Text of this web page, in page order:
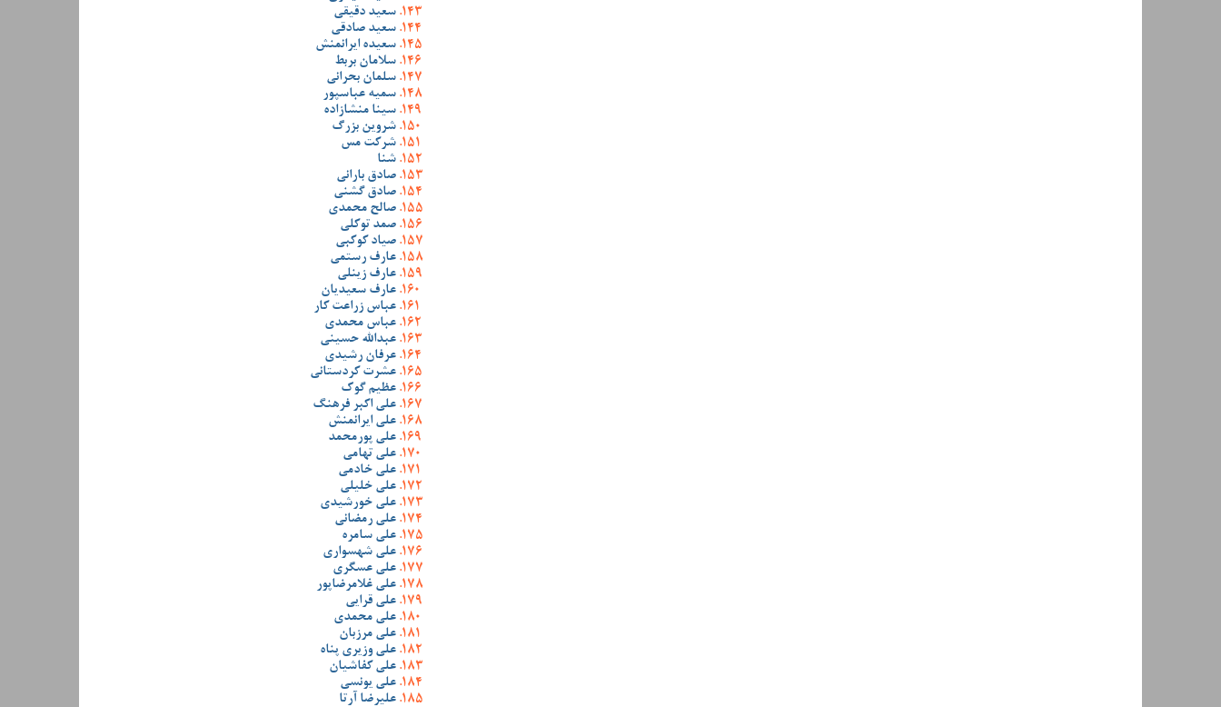
سعید دقیقی
سعید صادقی
سعیده ایرانمنش
سلامان بربط
سلمان بحرانی
سمیه عباسپور
سینا منشازاده
شروین بزرگ
شرکت مس
شنا
صادق بارانی
صادق گشنی
صالح محمدی
صمد توکلی
صیاد کوکبی
عارف رستمی
عارف زینلی
عارف سعیدیان
عباس زراعت کار
عباس محمدی
عبدالله حسینی
عرفان رشیدی
عشرت کردستانی
عظیم گوک
علی اکبر فرهنگ
علی ایرانمنش
علی پورمحمد
علی تهامی
علی خادمی
علی خلیلی
علی خورشیدی
علی رمضانی
علی سامره
علی شهسواری
علی عسگری
علی غلامرضاپور
علی قرایی
علی محمدی
علی مرزبان
علی وزیری پناه
علی کفاشیان
علی یونسی
علیرضا آرتا